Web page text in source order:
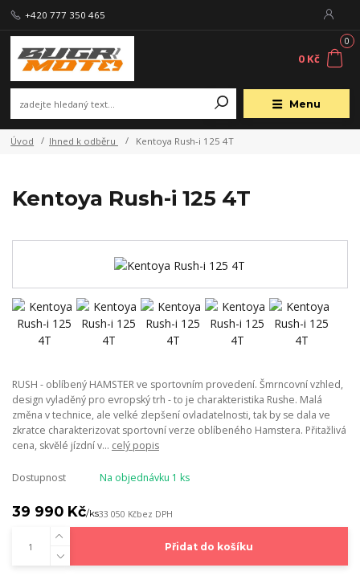
Menu
+420 777 350 465
0
0 Kč
Úvod Ihned k odběru Kentoya Rush-i 125 4T
Kentoya Rush-i 125 4T
RUSH - oblíbený HAMSTER ve sportovním provedení. Šmrncovní vzhled,
design vyladěný pro evropský trh - to je charakteristika Rushe. Malá
změna v technice, ale velké zlepšení ovladatelnosti, tak by se dala ve
zkratce charakterizovat sportovní verze oblíbeného Hamstera. Přitažlivá
cena, skvělé jízdní v... celý popis
Dostupnost Na objednávku 1 ks
39 990 Kč/ks33 050 Kčbez DPH
Přidat do košíku